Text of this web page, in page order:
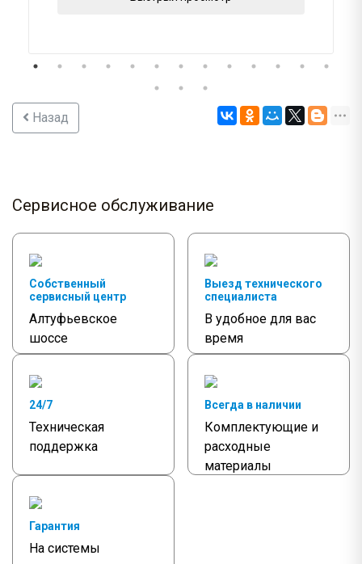
Назад
Сервисное обслуживание
Собственный
сервисный центр
Алтуфьевское
шоссе
Выезд технического
специалиста
В удобное для вас
время
24/7
Техническая
поддержка
Всегда в наличии
Комплектующие и
расходные
материалы
Гарантия
На системы